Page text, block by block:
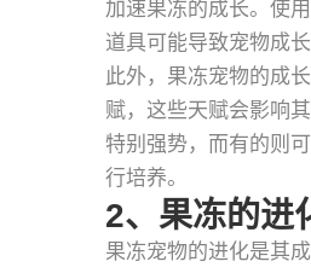
加速果冻的成长。使
道具可能导致宠物成
此外，果冻宠物的成
赋，这些天赋会影响
特别强势，而有的则
行培养。
2、果冻的进
果冻宠物的进化是其